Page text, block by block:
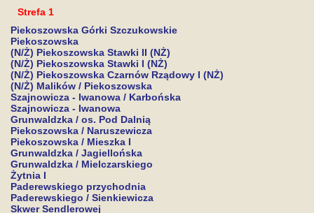
Strefa 1
Piekoszowska Górki Szczukowskie
Piekoszowska
(N/Ż) Piekoszowska Stawki II (NŻ)
(N/Ż) Piekoszowska Stawki I (NŻ)
(N/Ż) Piekoszowska Czarnów Rządowy I (NŻ)
(N/Ż) Malików / Piekoszowska
Szajnowicza - Iwanowa / Karbońska
Szajnowicza - Iwanowa
Grunwaldzka / os. Pod Dalnią
Piekoszowska / Naruszewicza
Piekoszowska / Mieszka I
Grunwaldzka / Jagiellońska
Grunwaldzka / Mielczarskiego
Żytnia I
Paderewskiego przychodnia
Paderewskiego / Sienkiewicza
Skwer Sendlerowej